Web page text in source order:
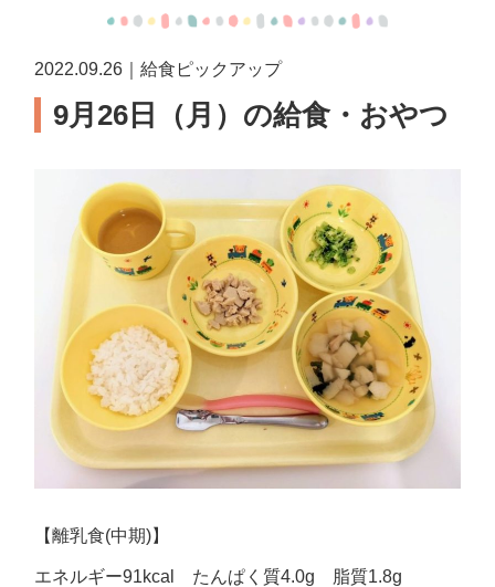
2022.09.26｜給食ピックアップ
9月26日（月）の給食・おやつ
【離乳食(中期)】
エネルギー91kcal たんぱく質4.0g 脂質1.8g